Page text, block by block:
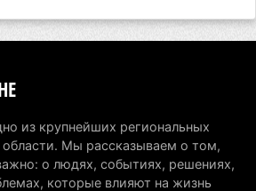
благополучия
выпуск экологичного
пилотный проект
из крупнейших региональных
Мы рассказываем о том,
о людях, событиях, решениях,
которые влияют на жизнь